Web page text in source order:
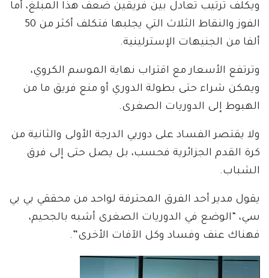
ويكلف ترتيب تعادل بين فريقين ضعف هذا المبلغ، أما
الفوز والنقاط الثلاث التي يجلبها فتكلف أكثر من 50
ألفا من الجنيهات الإسترلينية.
وترتفع الأسعار مع اقتراب نهاية الموسم الكروي،
ويمكن شراء حتى بطولة الدوري أو منع فريق ما من
الهبوط إلى الدوريات الصغرى.
ولا يقتصر الفساد على دوريي الدرجة الأولى والثانية من
كرة القدم الجزائرية فحسب، بل يصل حتى إلى فرق
الشباب.
يقول مدير أحد الفرق المحترفة لواحد من محققي بي بي
سي، “الوضع في الدوريات الصغرى أشبه بالجحيم،
فهناك عنف وفساد وكل الآفات الأخرى”.